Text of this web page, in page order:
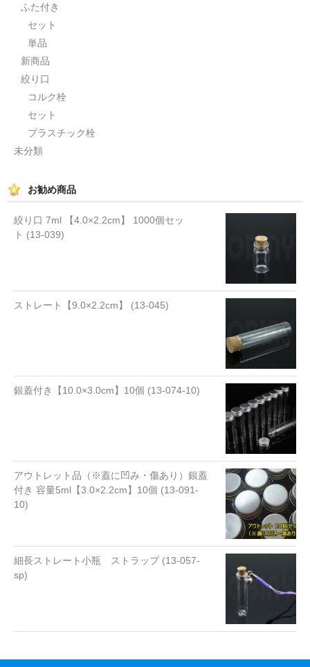
ふた付き
セット
単品
新商品
絞り口
コルク栓
セット
プラスチック栓
未分類
お勧め商品
絞り口 7ml 【4.0×2.2cm】 1000個セッ
ト (13-039)
ストレート【9.0×2.2cm】 (13-045)
銀蓋付き【10.0×3.0cm】10個 (13-074-10)
アウトレット品（※蓋に凹み・傷あり）銀蓋
付き 容量5ml【3.0×2.2cm】10個 (13-091-
10)
細長ストレート小瓶 ストラップ (13-057-
sp)